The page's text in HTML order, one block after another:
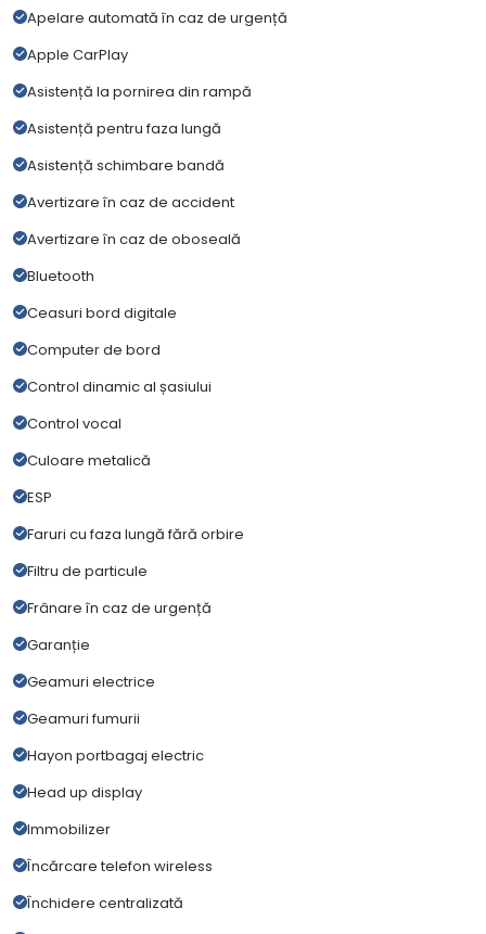
Apelare automată în caz de urgență
Apple CarPlay
Asistență la pornirea din rampă
Asistență pentru faza lungă
Asistență schimbare bandă
Avertizare în caz de accident
Avertizare în caz de oboseală
Bluetooth
Ceasuri bord digitale
Computer de bord
Control dinamic al șasiului
Control vocal
Culoare metalică
ESP
Faruri cu faza lungă fără orbire
Filtru de particule
Frânare în caz de urgență
Garanție
Geamuri electrice
Geamuri fumurii
Hayon portbagaj electric
Head up display
Immobilizer
Încărcare telefon wireless
Închidere centralizată